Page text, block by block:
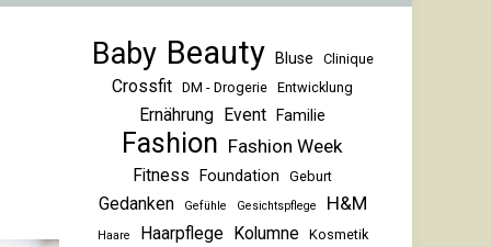
Baby Beauty Bluse Clinique
Crossfit DM - Drogerie Entwicklung
Ernährung Event Familie
Fashion Fashion Week
Fitness Foundation Geburt
Gedanken Gefühle Gesichtspflege H&M
Haare Haarpflege Kolumne Kosmetik